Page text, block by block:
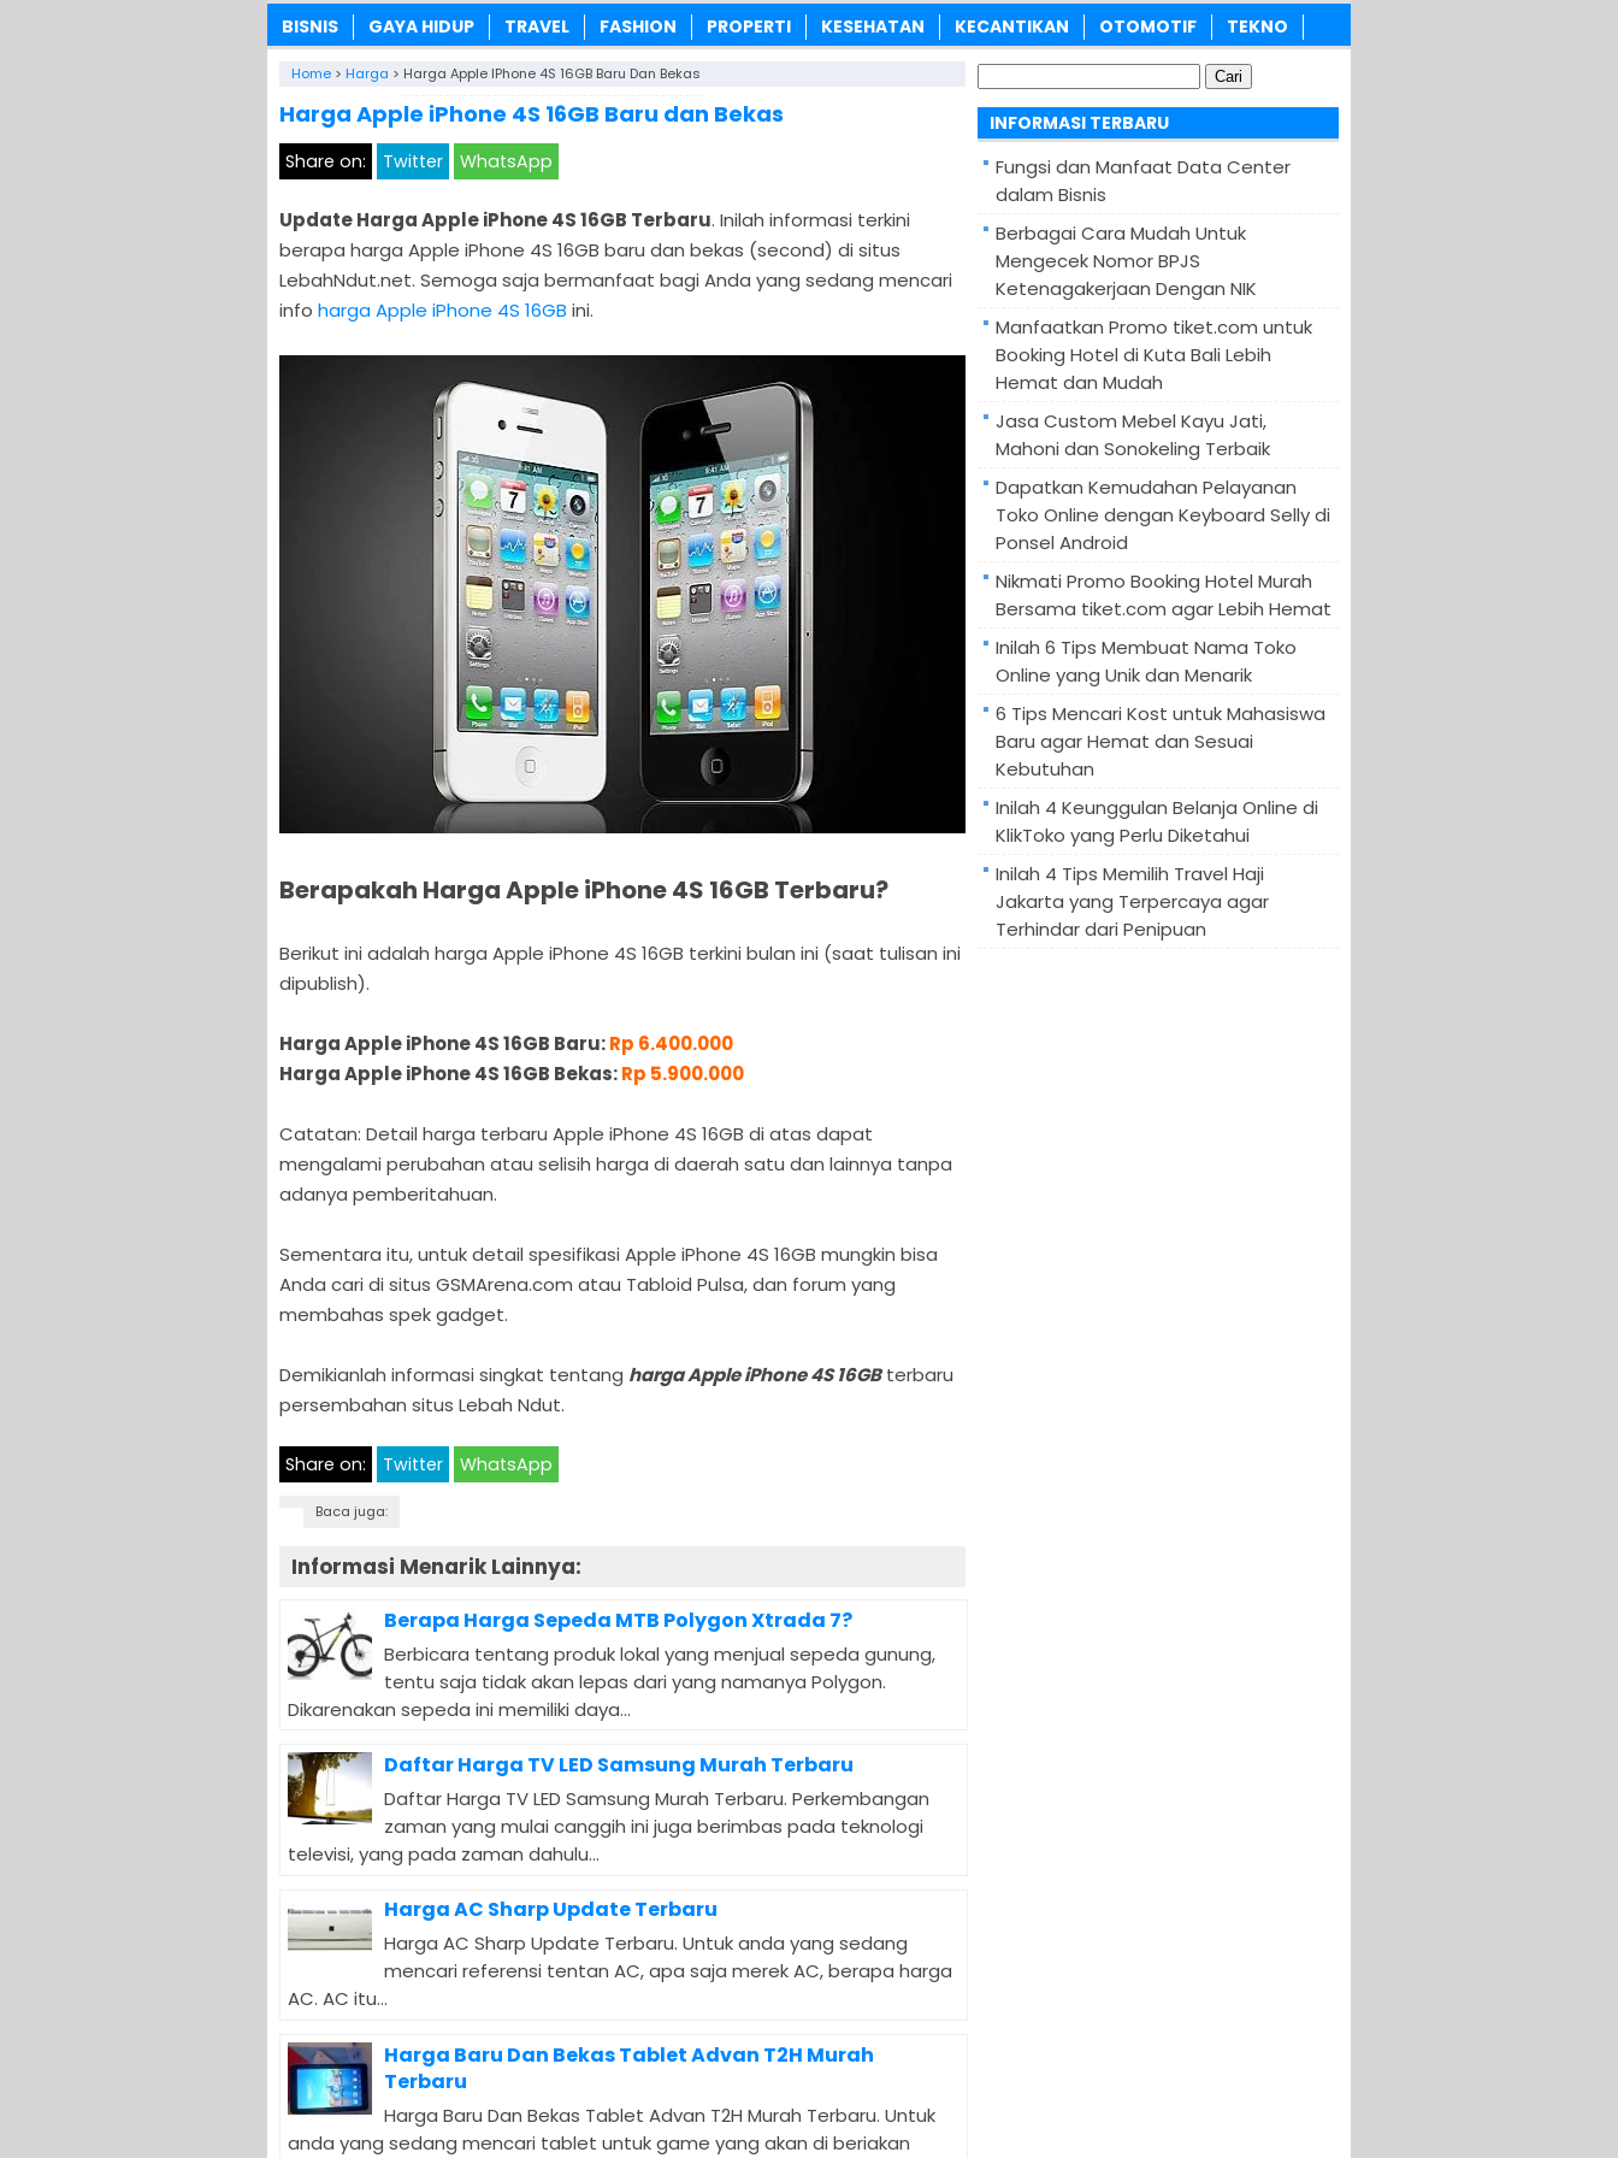
BISNIS GAYA HIDUP TRAVEL FASHION PROPERTI KESEHATAN KECANTIKAN OTOMOTIF TEKNO
Home > Harga > Harga Apple IPhone 4S 16GB Baru Dan Bekas
Harga Apple iPhone 4S 16GB Baru dan Bekas
Share on: Twitter WhatsApp
Update Harga Apple iPhone 4S 16GB Terbaru. Inilah informasi terkini
berapa harga Apple iPhone 4S 16GB baru dan bekas (second) di situs
LebahNdut.net. Semoga saja bermanfaat bagi Anda yang sedang mencari
info harga Apple iPhone 4S 16GB ini.
Berapakah Harga Apple iPhone 4S 16GB Terbaru?
Berikut ini adalah harga Apple iPhone 4S 16GB terkini bulan ini (saat tulisan ini
dipublish).
Harga Apple iPhone 4S 16GB Baru:Rp 6.400.000
Harga Apple iPhone 4S 16GB Bekas:Rp 5.900.000
Catatan: Detail harga terbaru Apple iPhone 4S 16GB di atas dapat
mengalami perubahan atau selisih harga di daerah satu dan lainnya tanpa
adanya pemberitahuan.
Sementara itu, untuk detail spesifikasi Apple iPhone 4S 16GB mungkin bisa
Anda cari di situs GSMArena.com atau Tabloid Pulsa, dan forum yang
membahas spek gadget.
Demikianlah informasi singkat tentang harga Apple iPhone 4S 16GBterbaru
persembahan situs Lebah Ndut.
Share on: Twitter WhatsApp
Baca juga:
Informasi Menarik Lainnya:
Berapa Harga Sepeda MTB Polygon Xtrada 7?
Berbicara tentang produk lokal yang menjual sepeda gunung,
tentu saja tidak akan lepas dari yang namanya Polygon.
Dikarenakan sepeda ini memiliki daya...
Daftar Harga TV LED Samsung Murah Terbaru
Daftar Harga TV LED Samsung Murah Terbaru. Perkembangan
zaman yang mulai canggih ini juga berimbas pada teknologi
televisi, yang pada zaman dahulu...
Harga AC Sharp Update Terbaru
Harga AC Sharp Update Terbaru. Untuk anda yang sedang
mencari referensi tentan AC, apa saja merek AC, berapa harga
AC. AC itu...
Harga Baru Dan Bekas Tablet Advan T2H Murah
Terbaru
Harga Baru Dan Bekas Tablet Advan T2H Murah Terbaru. Untuk
anda yang sedang mencari tablet untuk game yang akan di beriakan
untuk:
INFORMASI TERBARU
Fungsi dan Manfaat Data Center
dalam Bisnis
Berbagai Cara Mudah Untuk
Mengecek Nomor BPJS
Ketenagakerjaan Dengan NIK
Manfaatkan Promo tiket.com untuk
Booking Hotel di Kuta Bali Lebih
Hemat dan Mudah
Jasa Custom Mebel Kayu Jati,
Mahoni dan Sonokeling Terbaik
Dapatkan Kemudahan Pelayanan
Toko Online dengan Keyboard Selly di
Ponsel Android
Nikmati Promo Booking Hotel Murah
Bersama tiket.com agar Lebih Hemat
Inilah 6 Tips Membuat Nama Toko
Online yang Unik dan Menarik
6 Tips Mencari Kost untuk Mahasiswa
Baru agar Hemat dan Sesuai
Kebutuhan
Inilah 4 Keunggulan Belanja Online di
KlikToko yang Perlu Diketahui
Inilah 4 Tips Memilih Travel Haji
Jakarta yang Terpercaya agar
Terhindar dari Penipuan